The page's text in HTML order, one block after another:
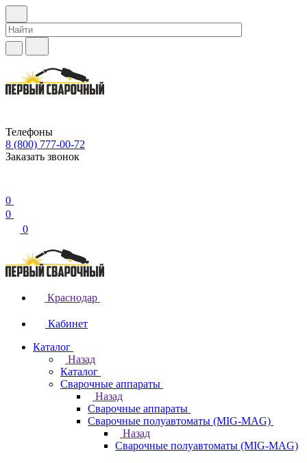
Телефоны
8 (800) 777-00-72
Заказать звонок
0
0
0
Краснодар
Кабинет
Каталог
Назад
Каталог
Сварочные аппараты
Назад
Сварочные аппараты
Сварочные полуавтоматы (MIG-MAG)
Назад
Сварочные полуавтоматы (MIG-MAG)